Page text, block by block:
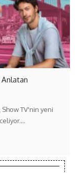
Anlatan
Show TV'nin yeni